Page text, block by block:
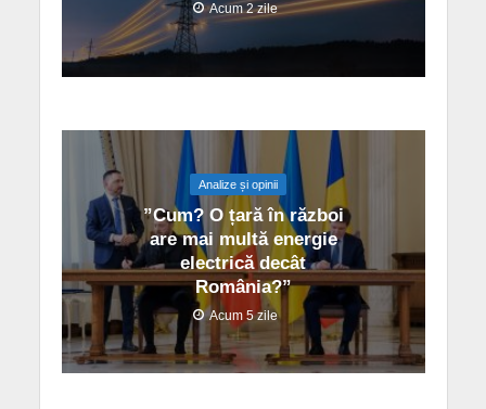
Acum 2 zile
Analize și opinii
”Cum? O țară în război
are mai multă energie
electrică decât
România?”
Acum 5 zile